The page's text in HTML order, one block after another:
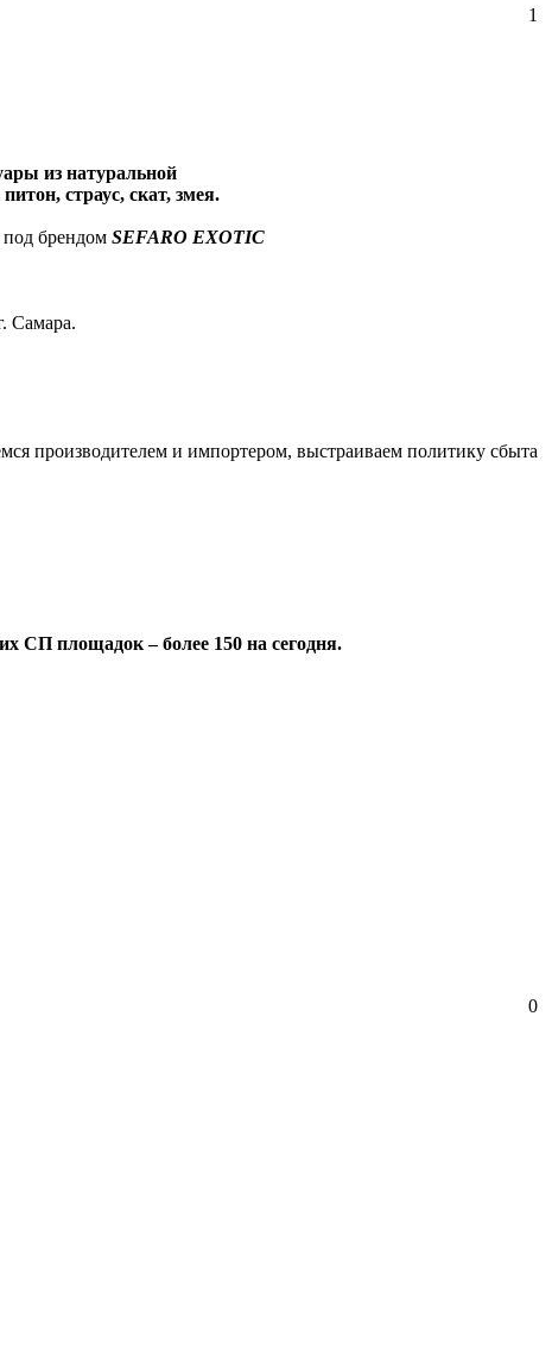
1
из натуральной
страус, скат, змея.
брендом SEFARO EXOTIC
Самара.
производителем и импортером, выстраиваем политику сбыта
СП площадок – более 150 на сегодня.
0